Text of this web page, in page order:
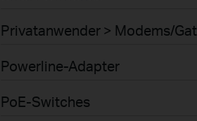
Privatanwender > Modems/
Powerline-Adapter
PoE-Switches